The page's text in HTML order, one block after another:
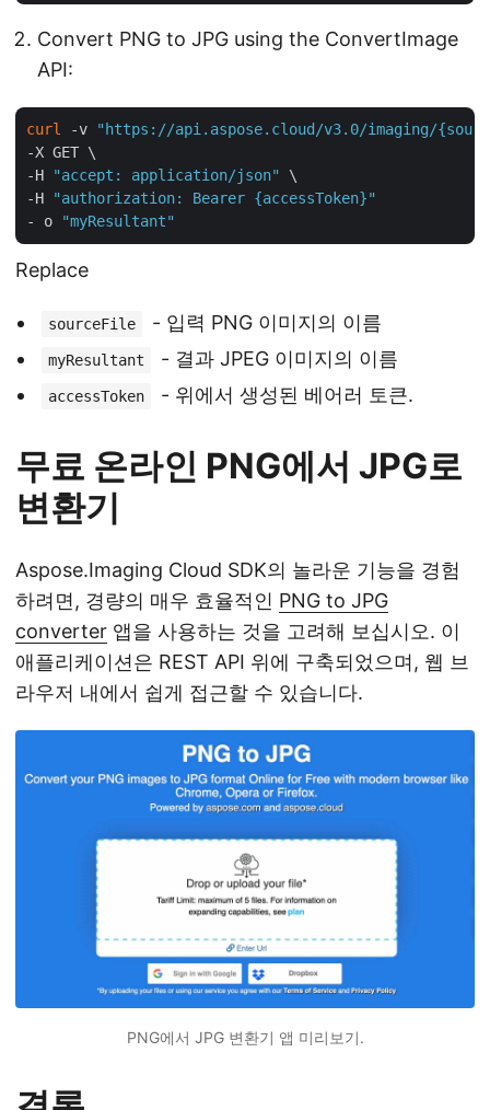
Convert PNG to JPG using the ConvertImage
API:
curl -v
"https://api.aspose.cloud/v3.0/imaging/
-X GET \
-H
"accept: application/json"
\
-H
"authorization: Bearer {accessToken}"
- o
"myResultant"
Replace
sourceFile - 입력 PNG 이미지의 이름
myResultant - 결과 JPEG 이미지의 이름
accessToken - 위에서 생성된 베어러 토큰.
무료 온라인 PNG에서 JPG로
변환기
Aspose.Imaging Cloud SDK의 놀라운 기능을 경험
하려면, 경량의 매우 효율적인 PNG to JPG
converter 앱을 사용하는 것을 고려해 보십시오. 이
애플리케이션은 REST API 위에 구축되었으며, 웹 브
라우저 내에서 쉽게 접근할 수 있습니다.
PNG에서 JPG 변환기 앱 미리보기.